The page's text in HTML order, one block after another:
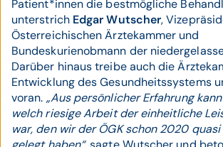
Patient*innen die bestmögliche
unterstrich Edgar Wutscher,
Österreichischen Ärztekammer und
Bundeskurienobmann der
Darüber hinaus treibe auch die
Entwicklung des Gesundheitssystems
voran. „Aus persönlicher Erfahrung
welch riesige Arbeit der einheitliche
war, den wir der ÖGK schon 2020